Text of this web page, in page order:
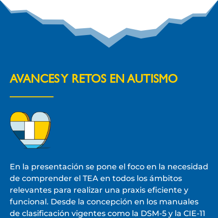
AVANCES Y RETOS EN AUTISMO
En la presentación se pone el foco en la necesidad
de comprender el TEA en todos los ámbitos
relevantes para realizar una praxis eficiente y
funcional. Desde la concepción en los manuales
de clasificación vigentes como la DSM-5 y la CIE-11